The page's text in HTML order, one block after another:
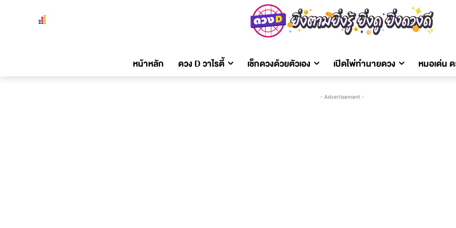
หน้าหลัก ดวง D วาไรตี้ เช็กดวงด้วยตัวเอง เปิดไพ่ทำนายดวง หมอเด่น
- Advertisement -